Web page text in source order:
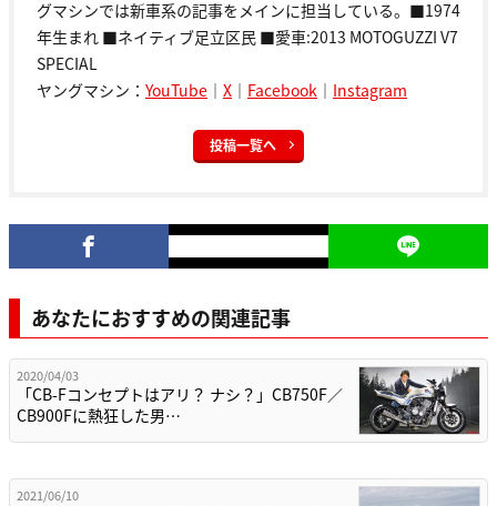
グマシンでは新車系の記事をメインに担当している。■1974
年生まれ ■ネイティブ足立区民 ■愛車:2013 MOTOGUZZI V7
SPECIAL
ヤングマシン： YouTube ｜ X ｜ Facebook ｜ Instagram
投稿一覧へ
あなたにおすすめの関連記事
2020/04/03
「CB-Fコンセプトはアリ？ ナシ？」CB750F／
CB900Fに熱狂した男…
2021/06/10